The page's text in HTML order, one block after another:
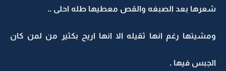
شعرها بعد الصبغه والقص معطيها طله احلى ..
ومشيتها رغم انها ثقيله الا انها اريح بكثير من لمن كان
الجبس فيها .